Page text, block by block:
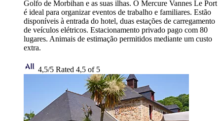
Golfo de Morbihan e as suas ilhas. O Mercure Vannes Le Port
é ideal para organizar eventos de trabalho e familiares. Estão
disponíveis à entrada do hotel, duas estações de carregamento
de veículos elétricos. Estacionamento privado pago com 80
lugares. Animais de estimação permitidos mediante um custo
extra.
4,5/5 Rated 4,5 of 5